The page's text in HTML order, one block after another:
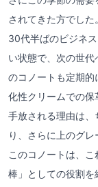
されてきた方でした。
30代半ばのビジネ
い状態で、次の世
のコノートも定期
化性クリームでの保
手放される理由は
り、さらに上のグレ
このコノートは、
棒」としての役割